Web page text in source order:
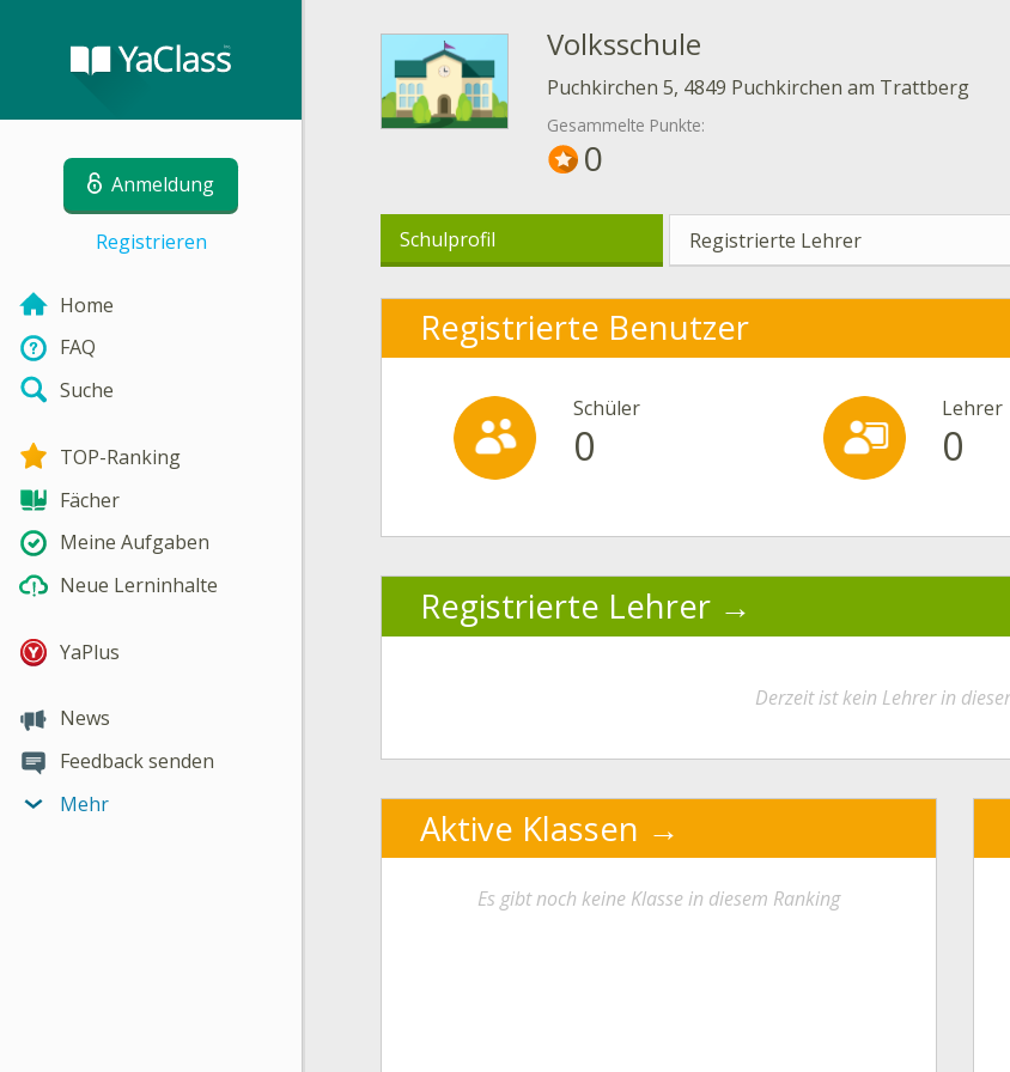
Anmeldung
Registrieren
Home
FAQ
Suche
TOP-Ranking
Fächer
Meine Aufgaben
Neue Lerninhalte
YaPlus
News
Feedback senden
Mehr
Volksschule
Puchkirchen 5, 4849 Puchkirchen am Trattberg
Gesammelte Punkte:
0
Schulprofil Registrierte Lehrer
Registrierte Benutzer
Schüler
0
Lehrer
0
Registrierte Lehrer
Derzeit ist kein Lehrer in
Aktive Klassen
Es gibt noch keine Klasse in diesem Ranking